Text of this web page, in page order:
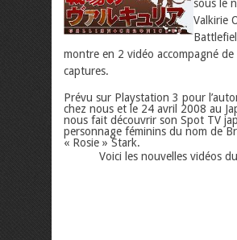
sous le
Valkirie
montre en 2 vidéo accompagné de
captures.
Prévu sur Playstation 3 pour
chez nous et le 24 avril 2008 au
nous fait découvrir son Spot TV
personnage féminins du nom de
« Rosie » Stark.
Voici les nouvelles vidéos